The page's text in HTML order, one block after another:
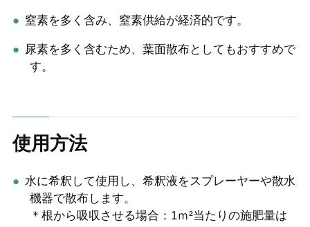
窒素を多く含み、窒素供給が経済的です。
尿素を多く含むため、葉面散布としてもおすすめで
す。
使用方法
水に希釈して使用し、希釈液をスプレーヤーや散水
機器で散布します。
＊根から吸収させる場合：1ｍ²当たりの施肥量は